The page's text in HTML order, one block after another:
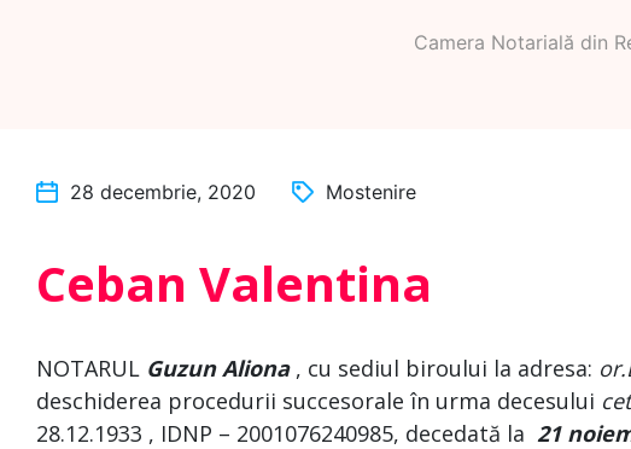
Camera Notarială din
28 decembrie, 2020 Mostenire
Ceban Valentina
NOTARUL Guzun Aliona, cu sediul biroului la adresa:
deschiderea procedurii succesorale în urma decesului
28.12.1933 , IDNP – 2001076240985, decedată la 21